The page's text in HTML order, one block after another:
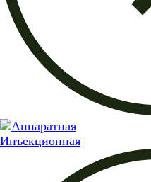
Инъекционная